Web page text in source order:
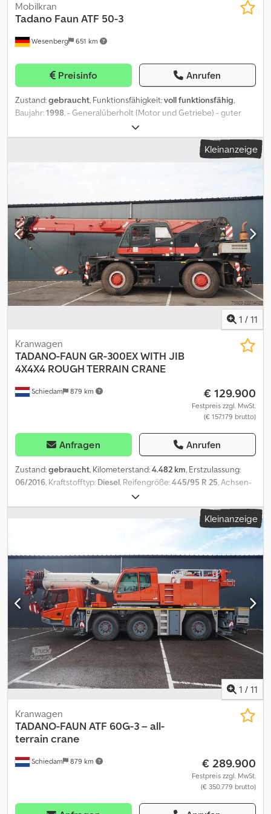
Wesenberg 651 km
Mobilkran
Tadano Faun ATF 50-3
Preisinfo Anrufen
Zustand:gebraucht, Funktionsfähigkeit:voll funktionsfähig,
Baujahr:1998, - Generalüberholt (Motor und Getriebe) - guter
gebrauchter Zustand - km-Stand: 49500 - Betriebsstunden: 15270
- nächste HU 08/2026 - Doppelklappspitze 16m - Reifen 16.00R25 -
Antriebsart 6x6 - als Zusatzbremse Telma-Bremse Dodpfsyt Iqvox
Kleinanzeige
1 / 11
Schiedam 879 km
Kranwagen
TADANO-FAUN GR-300EX WITH JIB
4X4X4 ROUGH TERRAIN CRANE
€ 129.900
Festpreis zzgl. MwSt.
(€ 157.179 brutto)
Anfragen Anrufen
Zustand:gebraucht, Kilometerstand:4.482 km, Erstzulassung:
06/2016, Kraftstofftyp: Diesel, Reifengröße:445/95 R 25, Achsen-
Diesel
Gesamtbreite:2.620 mm, Gesamthöhe:3.540 mm, Baujahr:2016,
Anhängerkupplung, Klimaanlage, Kran, = Weitere
Optionen und Zubehör = - Allradantrieb - PTO Djdpjzhvt Tofx
Alajck - Rückwärtsfahrkamera = Weitere Informationen =
Reifenmaß: 445/95 R 25 Vorderachse: Gelenkt; Reifen Profil links:
40%; Reifen Profil rechts: 40% Hinterachse: Gelenkt; Reifen Profil
links: 40%; Reifen Profil rechts: 40% Leergewicht: 27.150 kg zGG:
27.150 kg Hubkapazität: 30.000 kg Kran: Baujahr 2016 Schäden:
keines
Kleinanzeige
1 / 11
Schiedam 879 km
Kranwagen
TADANO-FAUN ATF 60G-3 – all-
terrain crane
€ 289.900
Festpreis zzgl. MwSt.
(€ 350.779 brutto)